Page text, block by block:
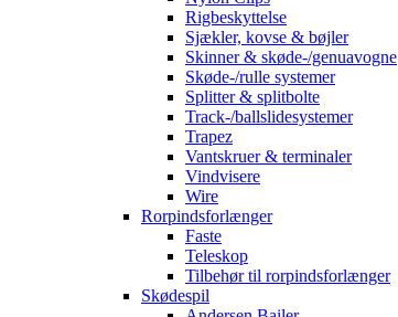
Rigbeskyttelse
Sjækler, kovse & bøjler
Skinner & skøde-/genuavogne
Skøde-/rulle systemer
Splitter & splitbolte
Track-/ballslidesystemer
Trapez
Vantskruer & terminaler
Vindvisere
Wire
Rorpindsforlænger
Faste
Teleskop
Tilbehør til rorpindsforlænger
Skødespil